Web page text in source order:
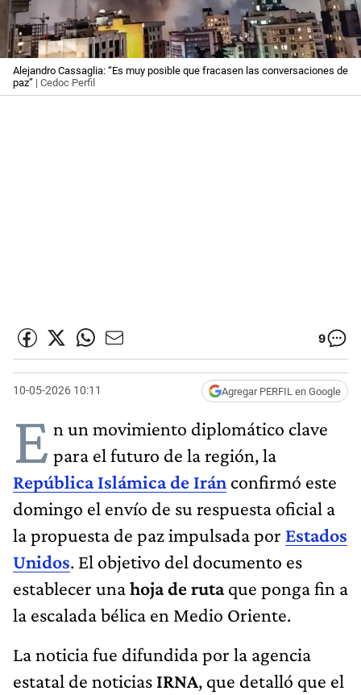
Alejandro Cassaglia: “Es muy posible que fracasen las conversaciones de
paz” | Cedoc Perfil
9
10-05-2026 10:11 Agregar PERFIL en Google
E n un movimiento diplomático clave
para el futuro de la región, la
República Islámica de Irán confirmó este
domingo el envío de su respuesta oficial a
la propuesta de paz impulsada por Estados
Unidos. El objetivo del documento es
establecer unahoja de rutaque ponga fin a
la escalada bélica en Medio Oriente.
La noticia fue difundida por la agencia
estatal de noticias IRNA, que detalló que el